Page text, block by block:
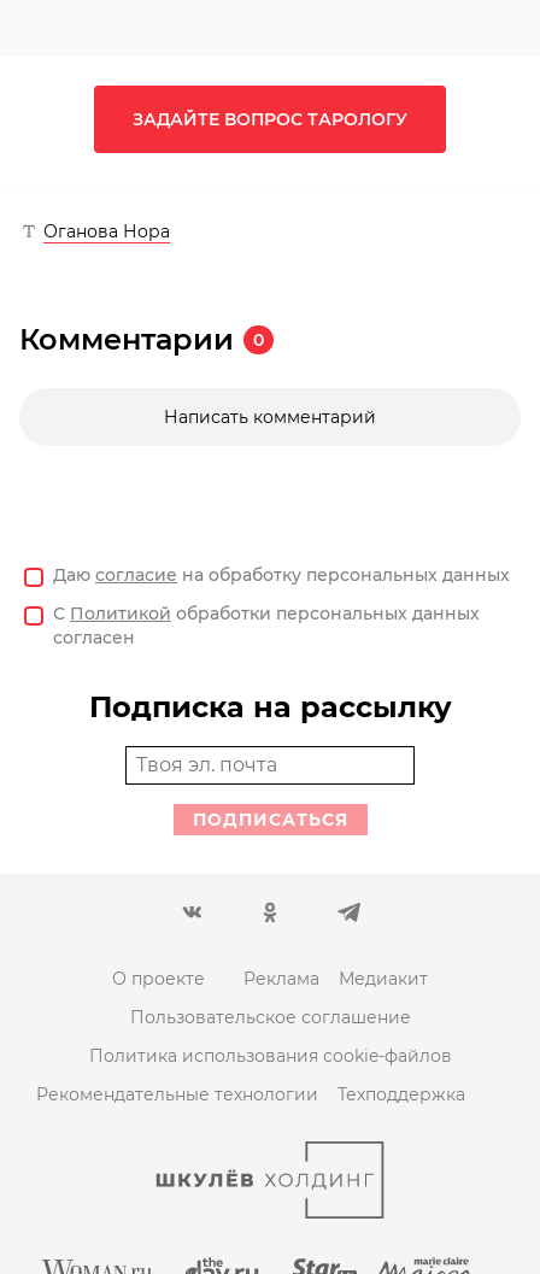
ЗАДАЙТЕ ВОПРОС ТАРОЛОГУ
Оганова Нора
Комментарии 0
Написать комментарий
Даю согласие на обработку персональных данных
С Политикой обработки персональных данных
согласен
Подписка на рассылку
ПОДПИСАТЬСЯ
О проекте Реклама
Медиакит
Пользовательское соглашение
Политика использования cookie-файлов
Рекомендательные технологии
Техподдержка